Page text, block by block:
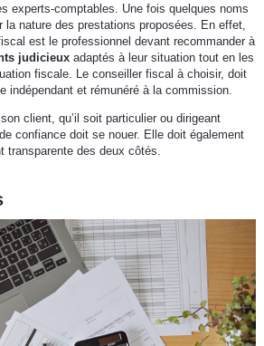
experts-comptables. Une fois quelques noms
la nature des prestations proposées. En effet,
est le professionnel devant recommander à
judicieuxadaptés à leur situation tout en les
fiscale. Le conseiller fiscal à choisir, doit
indépendant et rémunéré à la commission.
client, qu’il soit particulier ou dirigeant
confiance doit se nouer. Elle doit également
transparente des deux côtés.